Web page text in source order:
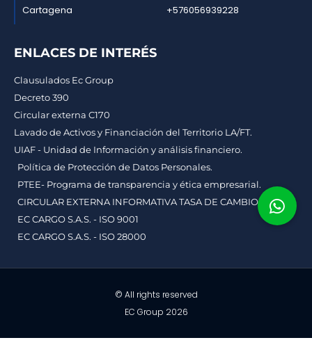
Cartagena
+576056939228
ENLACES DE INTERÉS
Clausulados Ec Group
Decreto 390
Circular externa C170
Lavado de Activos y Financiación del Territorio LA/FT.
UIAF - Unidad de Información y análisis financiero.
Política de Protección de Datos Personales.
PTEE- Programa de transparencia y ética empresarial.
CIRCULAR EXTERNA INFORMATIVA TASA DE CAMBIO
EC CARGO S.A.S. - ISO 9001
EC CARGO S.A.S. - ISO 28000
© All rights reserved
EC Group 2026